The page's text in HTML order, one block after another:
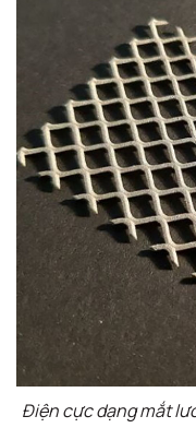
Điện cực dạng mắt